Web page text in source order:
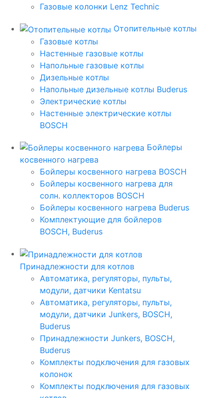
Газовые колонки Lenz Technic
Отопительные котлы
Газовые котлы
Настенные газовые котлы
Напольные газовые котлы
Дизельные котлы
Напольные дизельные котлы Buderus
Электрические котлы
Настенные электрические котлы
BOSCH
Бойлеры
косвенного нагрева
Бойлеры косвенного нагрева BOSCH
Бойлеры косвенного нагрева для
солн. коллекторов BOSCH
Бойлеры косвенного нагрева Buderus
Комплектующие для бойлеров
BOSCH, Buderus
Принадлежности для котлов
Автоматика, регуляторы, пульты,
модули, датчики Kentatsu
Автоматика, регуляторы, пульты,
модули, датчики Junkers, BOSCH,
Buderus
Принадлежности Junkers, BOSCH,
Buderus
Комплекты подключения для газовых
колонок
Комплекты подключения для газовых